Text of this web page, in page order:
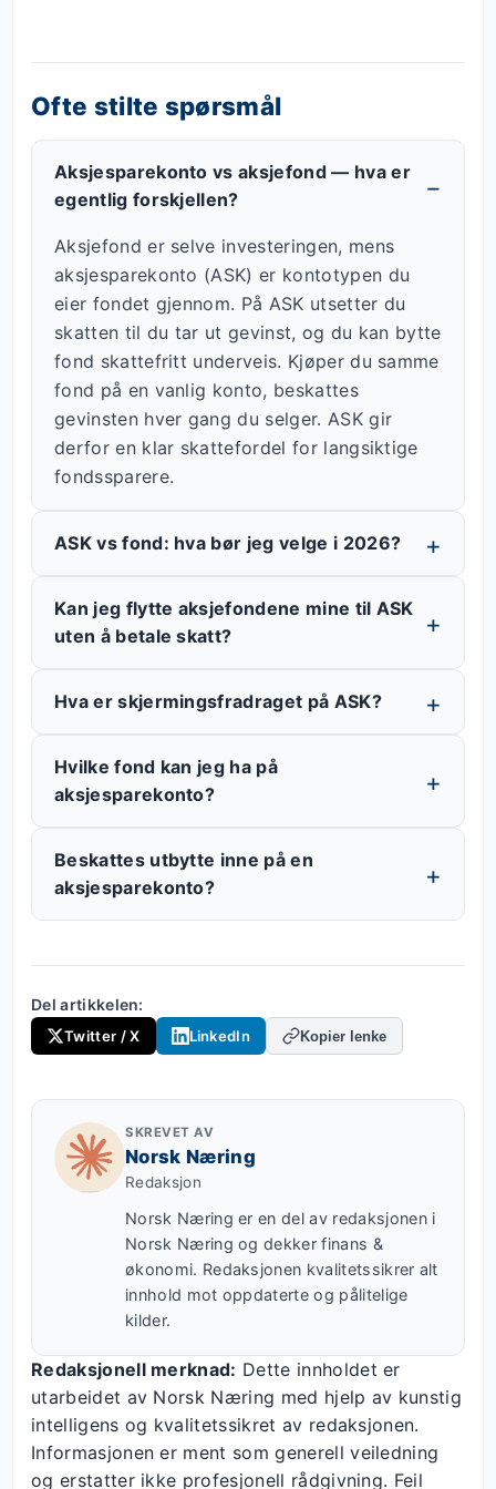
Ofte stilte spørsmål
Aksjesparekonto vs aksjefond — hva er
egentlig forskjellen?
Aksjefond er selve investeringen, mens
aksjesparekonto (ASK) er kontotypen du
eier fondet gjennom. På ASK utsetter du
skatten til du tar ut gevinst, og du kan bytte
fond skattefritt underveis. Kjøper du samme
fond på en vanlig konto, beskattes
gevinsten hver gang du selger. ASK gir
derfor en klar skattefordel for langsiktige
fondssparere.
ASK vs fond: hva bør jeg velge i 2026?
Kan jeg flytte aksjefondene mine til ASK
uten å betale skatt?
Hva er skjermingsfradraget på ASK?
Hvilke fond kan jeg ha på
aksjesparekonto?
Beskattes utbytte inne på en
aksjesparekonto?
Del artikkelen:
Twitter / X LinkedIn Kopier lenke
SKREVET AV
Norsk Næring
Redaksjon
Norsk Næring er en del av redaksjonen i
Norsk Næring og dekker finans &
økonomi. Redaksjonen kvalitetssikrer alt
innhold mot oppdaterte og pålitelige
kilder.
Redaksjonell merknad: Dette innholdet er
utarbeidet av Norsk Næring med hjelp av kunstig
intelligens og kvalitetssikret av redaksjonen.
Informasjonen er ment som generell veiledning
og erstatter ikke profesjonell rådgivning. Feil